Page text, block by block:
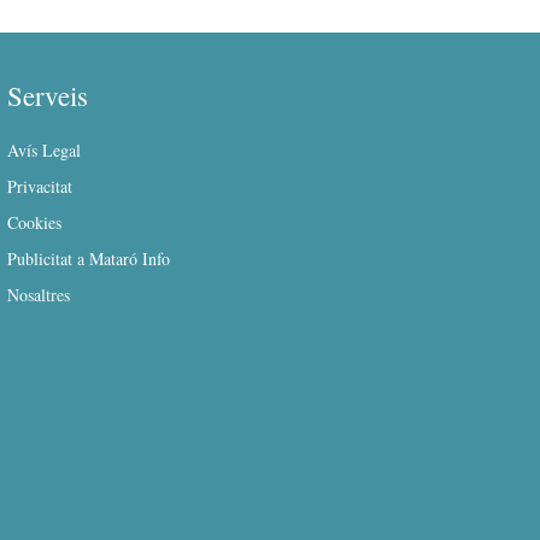
Serveis
Avís Legal
Privacitat
Cookies
Publicitat a Mataró Info
Nosaltres